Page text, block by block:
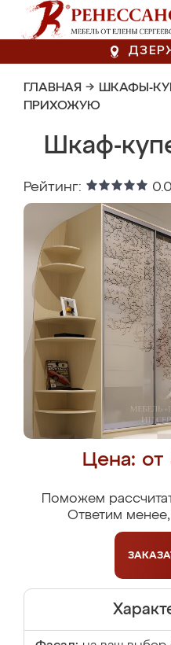
ГЛАВНАЯ → ШКАФЫ-
ПРИХОЖУЮ
Шкаф-
Рейтинг: 0.0
Цена:
Поможем
Ответим